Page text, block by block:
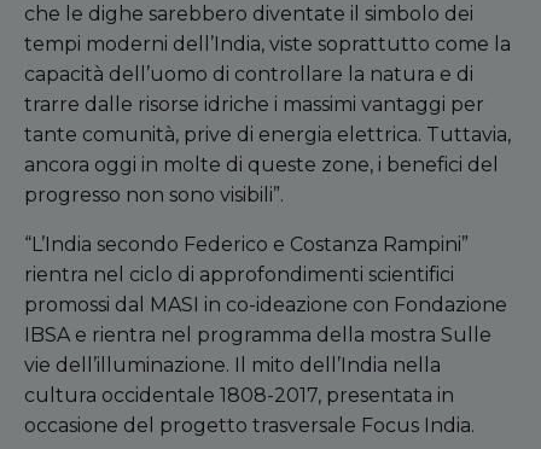
che le dighe sarebbero diventate il simbolo dei
tempi moderni dell’India, viste soprattutto come la
capacità dell’uomo di controllare la natura e di
trarre dalle risorse idriche i massimi vantaggi per
tante comunità, prive di energia elettrica. Tuttavia,
ancora oggi in molte di queste zone, i benefici del
progresso non sono visibili”.
“L’India secondo Federico e Costanza Rampini”
rientra nel ciclo di approfondimenti scientifici
promossi dal MASI in co-ideazione con Fondazione
IBSA e rientra nel programma della mostra Sulle
vie dell’illuminazione. Il mito dell’India nella
cultura occidentale 1808-2017, presentata in
occasione del progetto trasversale Focus India.